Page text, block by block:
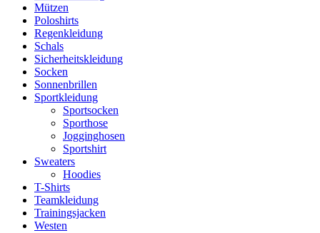
Mützen
Poloshirts
Regenkleidung
Schals
Sicherheitskleidung
Socken
Sonnenbrillen
Sportkleidung
Sportsocken
Sporthose
Jogginghosen
Sportshirt
Sweaters
Hoodies
T-Shirts
Teamkleidung
Trainingsjacken
Westen